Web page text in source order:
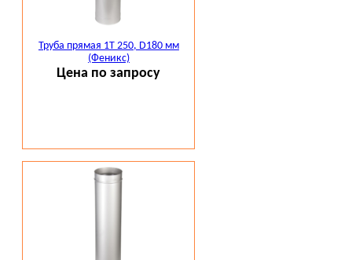
Труба прямая 1Т 250, D180 мм
(Феникс)
Цена по запросу